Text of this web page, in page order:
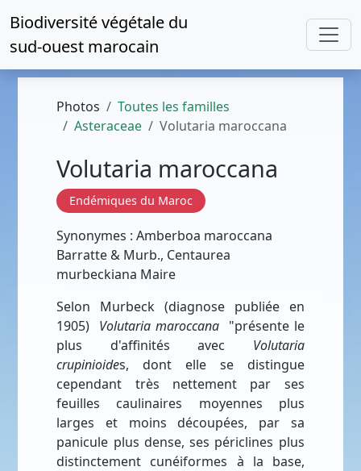
Biodiversité végétale du
sud-ouest marocain
Photos
Toutes les familles
Asteraceae
Volutaria maroccana
Volutaria maroccana
Endémiques du Maroc
Synonymes : Amberboa maroccana
Barratte & Murb., Centaurea
murbeckiana Maire
Selon Murbeck (diagnose publiée en
1905) Volutaria maroccana "présente le
plus d'affinités avec Volutaria
crupinioides, dont elle se distingue
cependant très nettement par ses
feuilles caulinaires moyennes plus
larges et moins découpées, par sa
panicule plus dense, ses périclines plus
distinctement cunéiformes à la base,